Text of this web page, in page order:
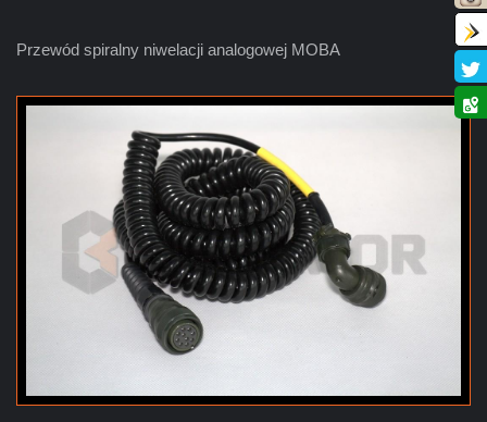
Przewód spiralny niwelacji analogowej MOBA